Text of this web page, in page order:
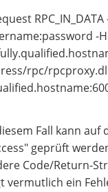
RPC_IN_DATA
-H
rpc/
Fall kann auf
geprüft
Code/Return-
vermutlich ein